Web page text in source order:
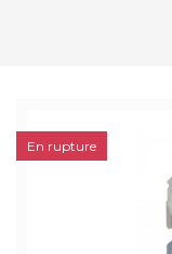
En rupture